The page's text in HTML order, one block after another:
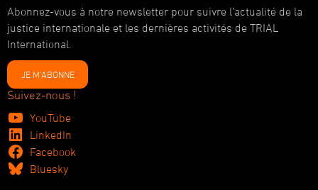
Abonnez-vous à notre newsletter pour suivre l’actualité de la
justice internationale et les dernières activités de TRIAL
International.
JE M'ABONNE
Suivez-nous !
YouTube
LinkedIn
Facebook
Bluesky